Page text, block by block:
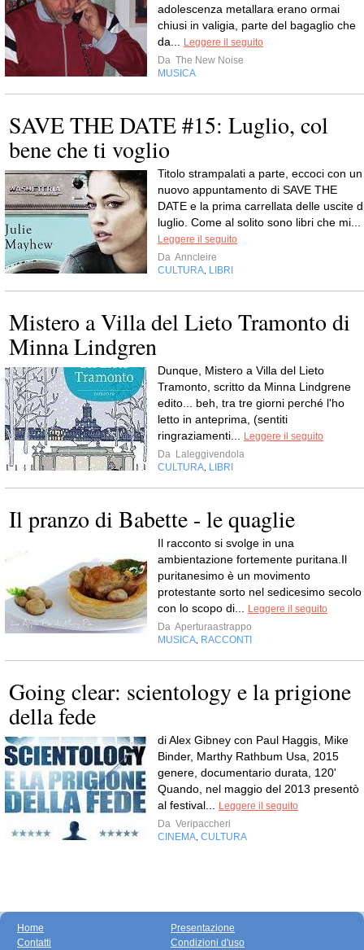
adolescenza metallara erano ormai
chiusi in valigia, parte del bagaglio che
da...
Leggere il seguito
Da The New Noise
MUSICA
SAVE THE DATE #15: Luglio, col
bene che ti voglio
Titolo strampalati a parte, eccoci con un
nuovo appuntamento di SAVE THE
DATE e la prima carrellata delle uscite
luglio. Come al solito sono libri che mi...
Leggere il seguito
Da Anncleire
CULTURA LIBRI
Mistero a Villa del Lieto Tramonto di
Minna Lindgren
Dunque, Mistero a Villa del Lieto
Tramonto, scritto da Minna Lindgrene
edito... beh, tra tre giorni perché l'ho
letto in anteprima, (sentiti
ringraziamenti...
Leggere il seguito
Da Laleggivendola
CULTURA LIBRI
Il pranzo di Babette - le quaglie
Il racconto si svolge in una
ambientazione fortemente puritana.Il
puritanesimo è un movimento
protestante sorto nel sedicesimo secolo
con lo scopo di...
Leggere il seguito
Da Aperturaastrappo
MUSICA RACCONTI
Going clear: scientology e la prigione
della fede
di Alex Gibney con Paul Haggis, Mike
Binder, Marthy Rathbum Usa, 2015
genere, documentario durata, 120'
Quando, nel maggio del 2013 presentò
al festival...
Leggere il seguito
Da Veripaccheri
CINEMA CULTURA
Home
Contatti
Presentazione
Condizioni d'uso